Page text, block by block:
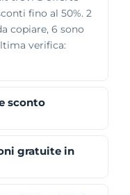
fino al 50%. 2
copiare, 6 sono
verifica:
sconto
gratuite in